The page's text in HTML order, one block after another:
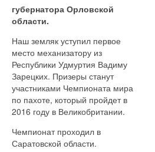
губернатора Орловской
области.
Наш земляк уступил первое
место механизатору из
Республики Удмуртия Вадиму
Зарецких. Призеры станут
участниками Чемпионата мира
по пахоте, который пройдет в
2016 году в Великобритании.
Чемпионат проходил в
Саратовской области.